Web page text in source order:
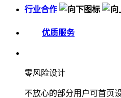
行业合作
优质服务
零风险设计
不放心的部分用户可首页